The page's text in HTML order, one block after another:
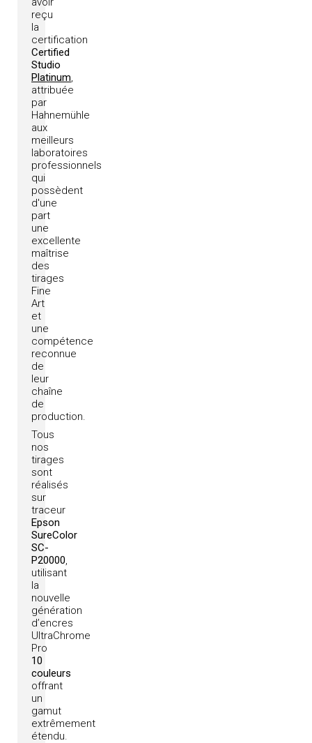
reçu
la
certification
Certified
Studio
Platinum,
attribuée
par
Hahnemühle
aux
meilleurs
laboratoires
professionnels
qui
possèdent
d'une
part
une
excellente
maîtrise
des
tirages
Fine
Art
et
une
compétence
reconnue
de
leur
chaîne
de
production.
Tous
nos
tirages
sont
réalisés
sur
traceur
Epson
SureColor
SC-
P20000,
utilisant
la
nouvelle
génération
d’encres
UltraChrome
Pro
10
couleurs
offrant
un
gamut
extrêmement
étendu.